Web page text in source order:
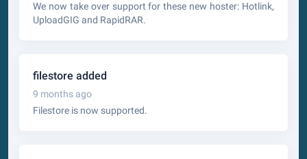
We now take over support for these new hoster: Hotlink,
UploadGIG and RapidRAR.
filestore added
9 months ago
Filestore is now supported.